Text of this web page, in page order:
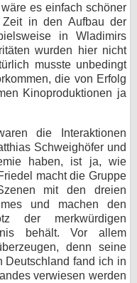
es einfach schöner
in den Aufbau der
in Wladimirs
wurden hier nicht
musste unbedingt
die von Erfolg
Kinoproduktionen ja
die Interaktionen
Schweighöfer und
haben, ist ja, wie
macht die Gruppe
mit den dreien
und machen den
der merkwürdigen
behält. Vor allem
denn seine
Deutschland fand ich in
verwiesen werden